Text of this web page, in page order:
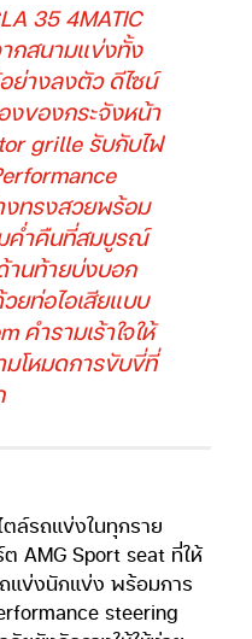
35 4MATIC
กสนามแข่งทั้ง
ย่างลงตัว ดีไซน์
ของกระจังหน้า
grille รับกับไฟ
งทรงสวยพร้อม
ค่ำคืนที่สมบูรณ์
านท้ายบ่งบอก
ยท่อไอเสียแบบ
คำรามเร้าใจให้
โหมดการขับขี่ที่
ล์รถแข่งในทุกราย
AMG Sport seat ที่ให้
แข่งนักแข่ง พร้อมการ
steering